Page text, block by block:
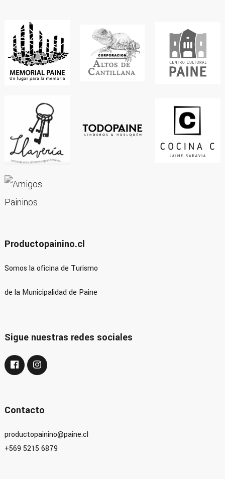
Productopainino.cl
Somos la oficina de Turismo
de la Municipalidad de Paine
Sigue nuestras redes sociales
Contacto
productopainino@paine.cl
+569 5215 6879